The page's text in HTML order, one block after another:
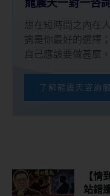
想在短時間之內在
詢是你最好的選擇
自己應該要做甚麼。
了解龍震天咨詢
【
站錯